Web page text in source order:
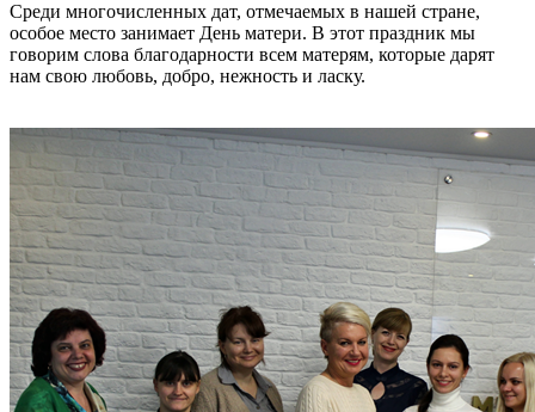
Среди многочисленных дат, отмечаемых в нашей стране,
особое место занимает День матери. В этот праздник мы
говорим слова благодарности всем матерям, которые дарят
нам свою любовь, добро, нежность и ласку.